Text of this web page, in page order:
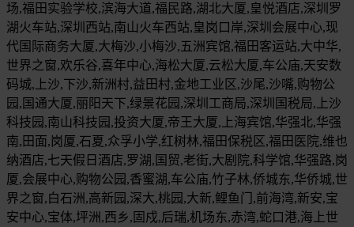
场,福田实验学校,滨海大道,福民路,湖北大厦,皇悦酒店,深圳罗
湖火车站,深圳西站,南山火车西站,皇岗口岸,深圳会展中心,现
代国际商务大厦,大梅沙,小梅沙,五洲宾馆,福田客运站,大中华,
世界之窗,欢乐谷,喜年中心,海松大厦,云松大厦,车公庙,天安数
码城,上沙,下沙,新洲村,益田村,金地工业区,沙尾,沙嘴,购物公
园,国通大厦,丽阳天下,绿景花园,深圳工商局,深圳国税局,上沙
科技园,南山科技园,投资大厦,帝王大厦,上海宾馆,华强北,华强
南,田面,岗厦,石夏,众孚小学,红树林,福田保税区,福田医院,维也
纳酒店,七天假日酒店,罗湖,国贸,老街,大剧院,科学馆,华强路,岗
厦,会展中心,购物公园,香蜜湖,车公庙,竹子林,侨城东,华侨城,世
界之窗,白石洲,高新园,深大,桃园,大新,鲤鱼门,前海湾,新安,宝
安中心,宝体,坪洲,西乡,固戍,后瑞,机场东,赤湾,蛇口港,海上世